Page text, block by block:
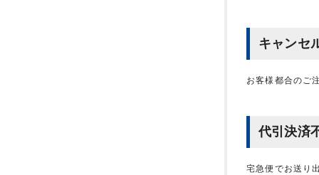
キャンセ
お客様都合のご
代引決済
宅急便でお送り